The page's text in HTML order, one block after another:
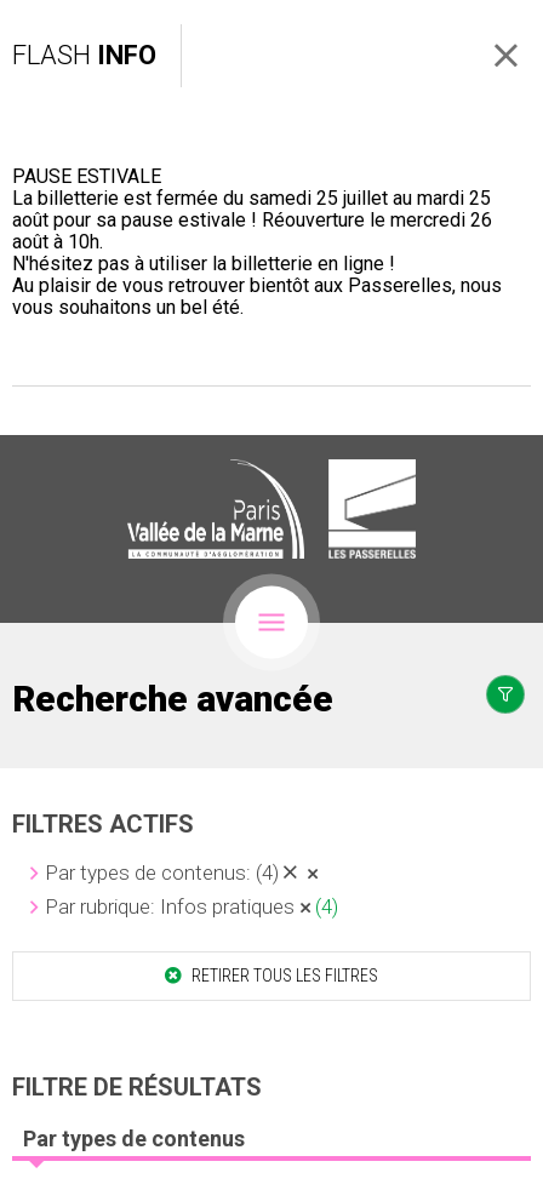
FLASH INFO
PAUSE ESTIVALE
La billetterie est fermée du samedi 25 juillet au mardi 25
août pour sa pause estivale ! Réouverture le mercredi 26
août à 10h.
N'hésitez pas à utiliser la billetterie en ligne !
Au plaisir de vous retrouver bientôt aux Passerelles, nous
vous souhaitons un bel été.
Recherche avancée
FILTRES ACTIFS
Par types de contenus: (4)
Par rubrique: Infos pratiques
(4)
RETIRER TOUS LES FILTRES
FILTRE DE RÉSULTATS
Par types de contenus